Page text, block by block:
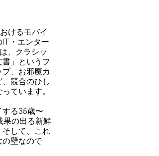
けるモバイ
・エンター
、クラシッ
」というフ
、お邪魔カ
競合のひし
ています。
る35歳〜
果の出る新鮮
して、これ
の壁なので